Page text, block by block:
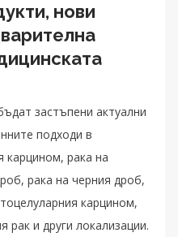
нови
застъпени актуални
подходи в
карцином, рака на
рака на черния дроб,
карцином,
рак и други локализации.